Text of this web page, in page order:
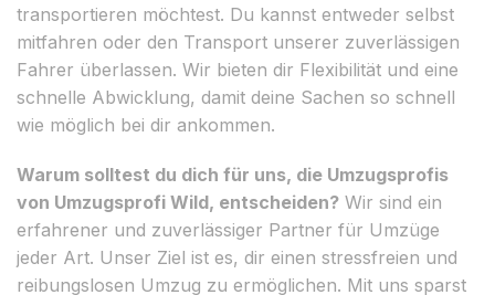
transportieren möchtest. Du kannst entweder selbst
mitfahren oder den Transport unserer zuverlässigen
Fahrer überlassen. Wir bieten dir Flexibilität und eine
schnelle Abwicklung, damit deine Sachen so schnell
wie möglich bei dir ankommen.
Warum solltest du dich für uns, die Umzugsprofis
von Umzugsprofi Wild, entscheiden? Wir sind ein
erfahrener und zuverlässiger Partner für Umzüge
jeder Art. Unser Ziel ist es, dir einen stressfreien und
reibungslosen Umzug zu ermöglichen. Mit uns sparst